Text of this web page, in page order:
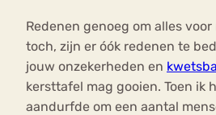
Redenen genoeg om alles
toch, zijn er óók redenen te
jouw onzekerheden en
kersttafel mag gooien. Toen ik
aandurfde om een aantal